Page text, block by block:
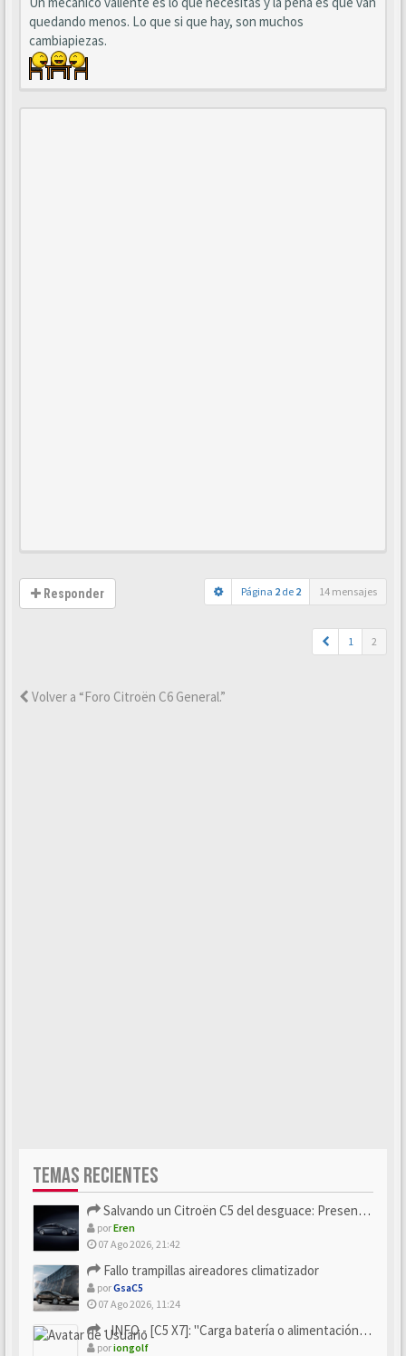
quedando menos. Lo que si que hay, son muchos
cambiapiezas.
Responder Página 2 de 2 14 mensajes
1 2
Volver a “Foro Citroën C6 General.”
TEMAS RECIENTES
Salvando un Citroën C5 del desguace: Presentación y seguimiento
porEren
07 Ago 2026, 21:42
Fallo trampillas aireadores climatizador
porGsaC5
07 Ago 2026, 11:24
- INFO - [C5 X7]: "Carga batería o alimentación eléctri...
poriongolf